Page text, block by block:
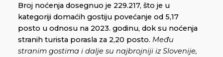
Broj noćenja dosegnuo je 229.217, što je u
kategoriji domaćih gostiju povećanje od 5,17
posto u odnosu na 2023. godinu, dok su noćenja
stranih turista porasla za 2,20 posto. Među
stranim gostima i dalje su najbrojniji iz Slovenije,